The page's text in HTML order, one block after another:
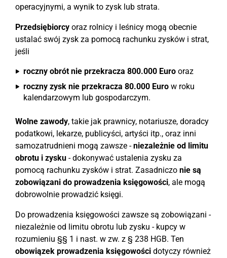
operacyjnymi, a wynik to zysk lub strata.
Przedsiębiorcy oraz rolnicy i leśnicy mogą obecnie
ustalać swój zysk za pomocą rachunku zysków i strat,
jeśli
roczny obrót nie przekracza 800.000 Euro oraz
roczny zysk nie przekracza 80.000 Euro w roku
kalendarzowym lub gospodarczym.
Wolne zawody, takie jak prawnicy, notariusze, doradcy
podatkowi, lekarze, publicyści, artyści itp., oraz inni
samozatrudnieni mogą zawsze -niezależnie od limitu
obrotu i zysku - dokonywać ustalenia zysku za
pomocą rachunku zysków i strat. Zasadniczo nie są
zobowiązani do prowadzenia księgowości, ale mogą
dobrowolnie prowadzić księgi.
Do prowadzenia księgowości zawsze są zobowiązani -
niezależnie od limitu obrotu lub zysku - kupcy w
rozumieniu §§ 1 i nast. w zw. z § 238 HGB. Ten
obowiązek prowadzenia księgowości dotyczy również